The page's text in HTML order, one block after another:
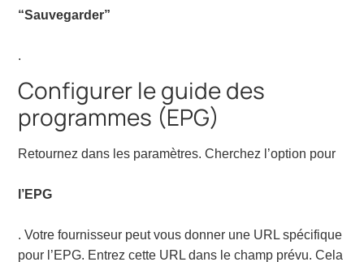
“Sauvegarder”
.
Configurer le guide des
programmes (EPG)
Retournez dans les paramètres. Cherchez l’option pour
l’EPG
. Votre fournisseur peut vous donner une URL spécifique
pour l’EPG. Entrez cette URL dans le champ prévu. Cela